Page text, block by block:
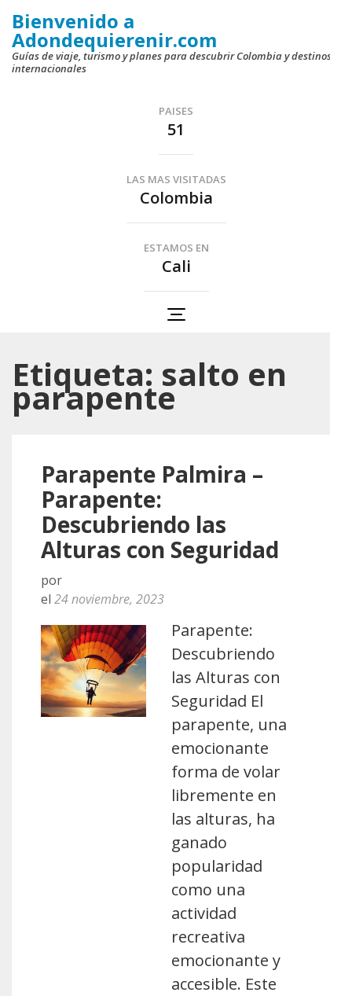
Saltar
contenido
Bienvenido a
Adondequierenir.com
Guías de viaje, turismo y planes para descubrir Colombia y destinos
internacionales
PAISES
51
LAS MAS VISITADAS
Colombia
ESTAMOS EN
Cali
Etiqueta: salto en
parapente
Parapente Palmira –
Parapente:
Descubriendo las
Alturas con Seguridad
por
el 24 noviembre, 2023
Parapente:
Descubriendo
las Alturas con
Seguridad El
parapente, una
emocionante
forma de volar
libremente en
las alturas, ha
ganado
popularidad
como una
actividad
recreativa
emocionante y
accesible. Este